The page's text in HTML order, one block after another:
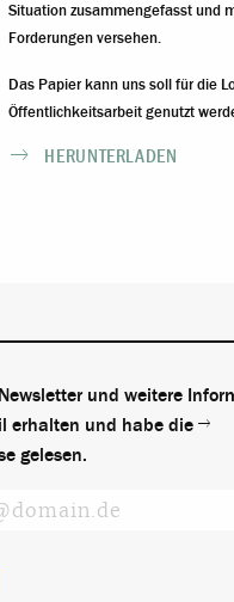
Situation zusammengefasst und
Forderungen versehen.
Das Papier kann uns soll für die
Öffentlichkeitsarbeit genutzt
HERUNTERLADEN
und weitere
erhalten und habe die
gelesen.